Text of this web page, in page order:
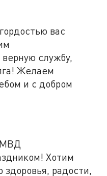
вас
службу,
Желаем
и с добром
МВД
Хотим
радости,